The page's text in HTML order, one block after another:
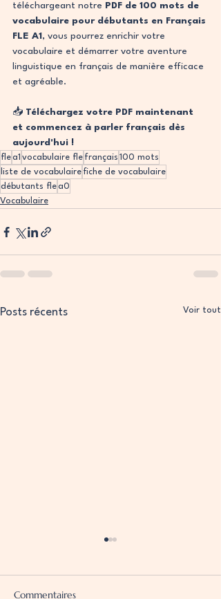
téléchargeant notre PDF de 100 mots de
vocabulaire pour débutants en Français
FLE A1 , vous pourrez enrichir votre
vocabulaire et démarrer votre aventure
linguistique en français de manière efficace
et agréable.
📥 Téléchargez votre PDF maintenant
et commencez à parler français dès
aujourd'hui !
flea1 vocabulaire fle français 100 mots
liste de vocabulaire fiche de vocabulaire
débutants flea0
Vocabulaire
Posts récents Voir tout
Commentaires